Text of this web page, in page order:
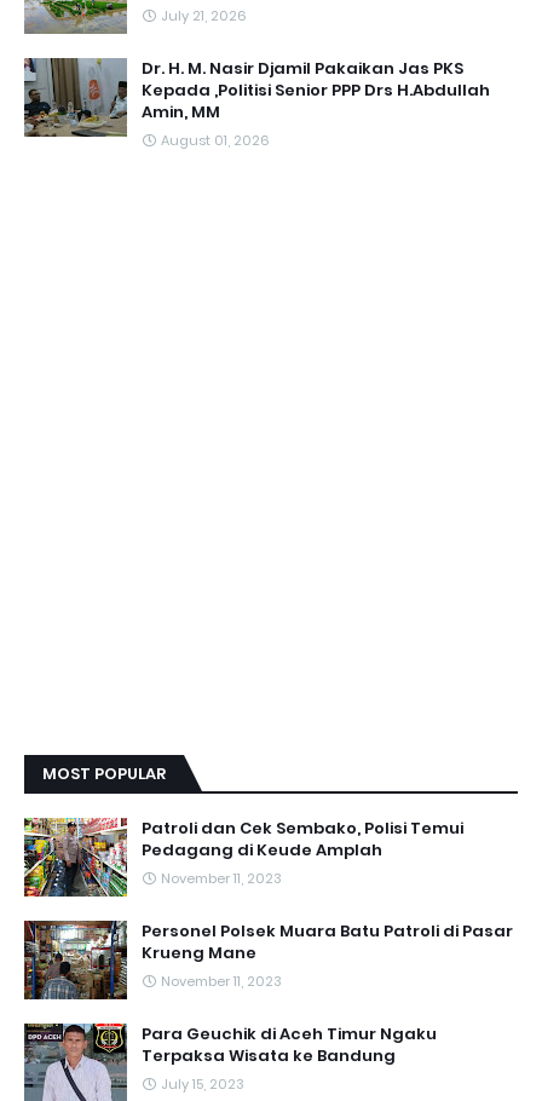
July 21, 2026
Dr. H. M. Nasir Djamil Pakaikan Jas PKS
Kepada ,Politisi Senior PPP Drs H.Abdullah
Amin, MM
August 01, 2026
MOST POPULAR
Patroli dan Cek Sembako, Polisi Temui
Pedagang di Keude Amplah
November 11, 2023
Personel Polsek Muara Batu Patroli di Pasar
Krueng Mane
November 11, 2023
Para Geuchik di Aceh Timur Ngaku
Terpaksa Wisata ke Bandung
July 15, 2023